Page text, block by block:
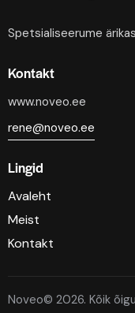
Spetsialiseerume
Kontakt
www.noveo.ee
rene@noveo.ee
Lingid
Avaleht
Meist
Kontakt
Noveo© 2026. Kõik